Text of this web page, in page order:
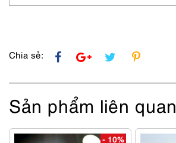
Chia sẻ:
Sản phẩm liên quan
- 10%